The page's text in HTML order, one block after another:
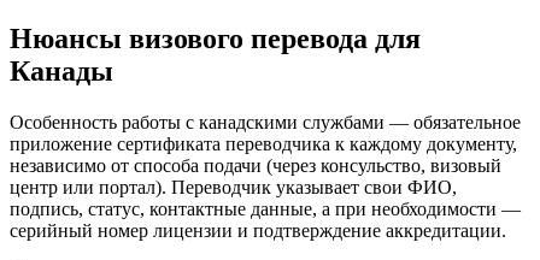
Нюансы визового перевода для
Канады
Особенность работы с канадскими службами — обязательное
приложение сертификата переводчика к каждому документу,
независимо от способа подачи (через консульство, визовый
центр или портал). Переводчик указывает свои ФИО,
подпись, статус, контактные данные, а при необходимости —
серийный номер лицензии и подтверждение аккредитации.